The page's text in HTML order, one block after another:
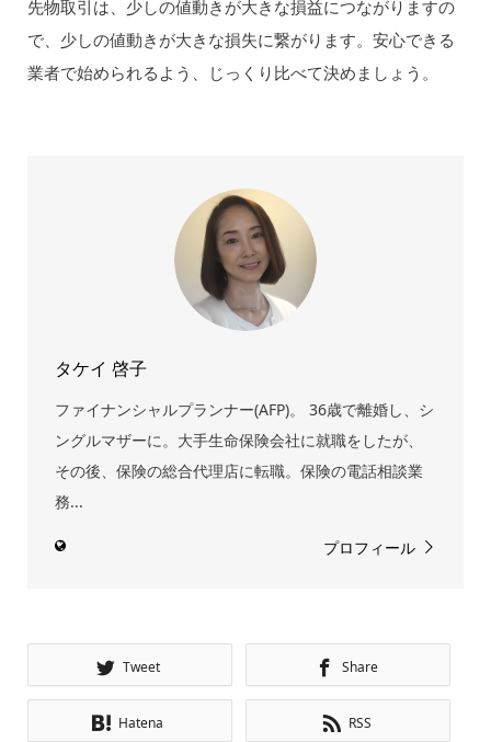
先物取引は、少しの値動きが大きな損益につながりますの
で、少しの値動きが大きな損失に繋がります。安心できる
業者で始められるよう、じっくり比べて決めましょう。
タケイ 啓子
ファイナンシャルプランナー(AFP)。 36歳で離婚し、シ
ングルマザーに。大手生命保険会社に就職をしたが、
その後、保険の総合代理店に転職。保険の電話相談業
務...
プロフィール
Tweet Share
Hatena RSS